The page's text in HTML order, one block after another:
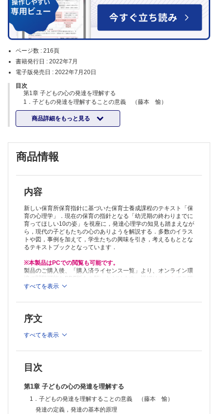
ページ数 : 216頁
書籍発行日 : 2022年7月
電子版発売日 : 2022年7月20日
目次
第1章 子どもの心の発達を理解する
1．子どもの発達を理解することの意義 （藤本 愉）
発達の定義，発達の基本的原理
発達を規定する要因：遺伝と環境
一生を通した変化：生涯発達という視点
認知発達理論のはじまり：ピアジェの理論
さまざまな認知発達理論：ヴィゴツキー，ワロン，ブルーナー
3．健康な心と体－子どもの身体機能と運動機能の発達 （東恩納拓
也）
胎生期の身体と運動の発達
乳児期の身体と運動の発達
幼児期の身体と運動の発達
保育における身体機能と運動機能を高める関わり
第2章 子どもの心と社会との関わり
4．自立心─社会情動的スキルの発達 （片桐正敏）
自立心と認知的スキル，社会情動的スキルとの関係
動機づけと自己効力感，自己肯定感
自立心につながる保育での関わり
5．協同性─社会性の発達 （保坂和貴）
幼児期における社会性の発達
協同性をめぐって
6．道徳性・規範意識の芽生え－道徳・正義感の発達 （片桐正敏）
ルールの理解
社会適応能力の発達
社会的な関わりの発達
生活適応能力を育む保育方法
第3章 子どもの心の成長 99
8．思考力の芽生え－乳幼児の学びと理論 （藤本 愉）
幼児教育における思考力の位置づけ
商品詳細をもっと見る
商品情報
内容
新しい保育所保育指針に基づいた保育士養成課程のテキスト「保
育の心理学」．現在の保育の指針となる「幼児期の終わりまでに
育ってほしい10の姿」を視座に，発達心理学の知見も踏まえなが
ら，現代の子どもたちの心のありようを解説する．多数のイラス
トや図，事例を加えて，学生たちの興味を引き，考えるもととな
るテキストブックとなっています．
※本製品はPCでの閲覧も可能です。
製品のご購入後、「購入済ライセンス一覧」より、オンライン環
境で閲覧可能なPDF版をご覧いただけます。詳細は
こちら
認ください。
最新版
すべてを表示
序文
すべてを表示
目次
第1章 子どもの心の発達を理解する
1．子どもの発達を理解することの意義 （藤本 愉）
発達の定義，発達の基本的原理